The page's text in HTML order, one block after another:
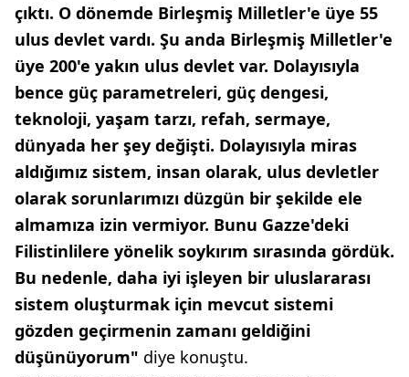
çıktı. O dönemde Birleşmiş Milletler'e üye 55
ulus devlet vardı. Şu anda Birleşmiş Milletler'e
üye 200'e yakın ulus devlet var. Dolayısıyla
bence güç parametreleri, güç dengesi,
teknoloji, yaşam tarzı, refah, sermaye,
dünyada her şey değişti. Dolayısıyla miras
aldığımız sistem, insan olarak, ulus devletler
olarak sorunlarımızı düzgün bir şekilde ele
almamıza izin vermiyor. Bunu Gazze'deki
Filistinlilere yönelik soykırım sırasında gördük.
Bu nedenle, daha iyi işleyen bir uluslararası
sistem oluşturmak için mevcut sistemi
gözden geçirmenin zamanı geldiğini
düşünüyorum" diye konuştu.